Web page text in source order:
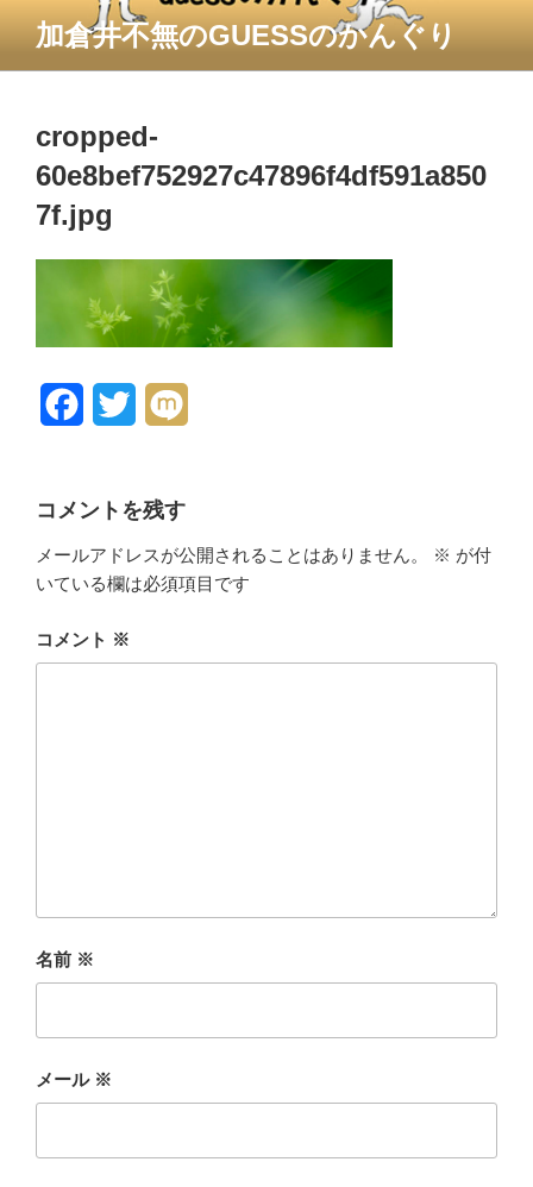
テ
加倉井不無のGUESSのかんぐり
cropped-
60e8bef752927c47896f4df591a850
7f.jpg
b
o
t
r
コメントを残す
メールアドレスが公開されることはありません。 ※ が付
いている欄は必須項目です
コメント ※
名前 ※
メール ※